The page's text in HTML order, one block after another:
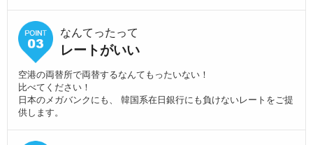
なんてったって
レートがいい
空港の両替所で両替するなんてもったいない！
比べてください！
日本のメガバンクにも、 韓国系在日銀行にも負けないレートをご提
供します。